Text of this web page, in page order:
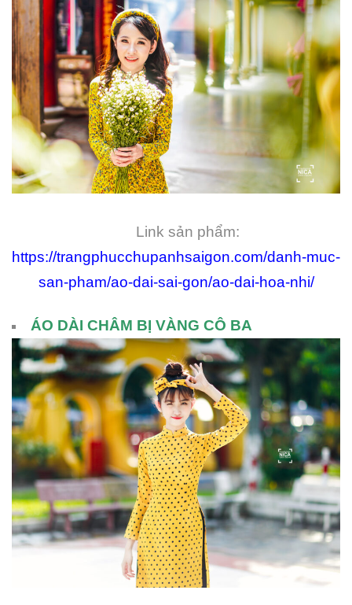
Link sản phẩm:
https://trangphucchupanhsaigon.com/danh-muc-
san-pham/ao-dai-sai-gon/ao-dai-hoa-nhi/
ÁO DÀI CHÂM BỊ VÀNG CÔ BA